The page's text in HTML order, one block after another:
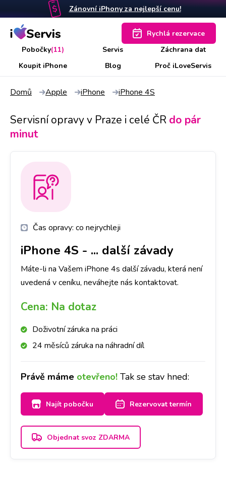
Zánovní iPhony za nejlepší cenu!
Pobočky(11) Servis
Záchrana dat
Koupit iPhone
Blog Proč iLoveServis
Rychlá rezervace
Domů Apple iPhone iPhone 4S
Servisní opravy v Praze i celé ČR do pár
minut
Čas opravy: co nejrychleji
iPhone 4S - ... další závady
Máte-li na Vašem iPhone 4s další závadu, která není
uvedená v ceníku, neváhejte nás kontaktovat.
Cena: Na dotaz
Doživotní záruka na práci
24 měsíců záruka na náhradní díl
Právě máme otevřeno! Tak se stav hned:
Najít pobočku Rezervovat termín
Objednat svoz ZDARMA